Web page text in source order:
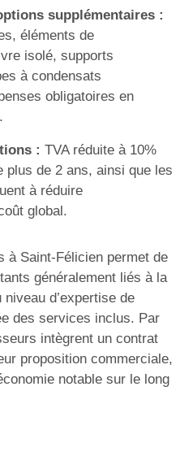
supplémentaires :
éléments de
isolé, supports
à condensats
obligatoires en
: TVA réduite à 10%
plus de 2 ans, ainsi que les
à réduire
global.
à Saint-Félicien permet de
généralement liés à la
d’expertise de
des services inclus. Par
intègrent un contrat
proposition commerciale,
notable sur le long